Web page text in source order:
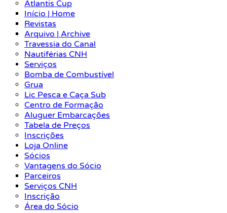
Atlantis Cup
Início | Home
Revistas
Arquivo | Archive
Travessia do Canal
Nautiférias CNH
Serviços
Bomba de Combustível
Grua
Lic Pesca e Caça Sub
Centro de Formação
Aluguer Embarcações
Tabela de Preços
Inscrições
Loja Online
Sócios
Vantagens do Sócio
Parceiros
Serviços CNH
Inscrição
Área do Sócio